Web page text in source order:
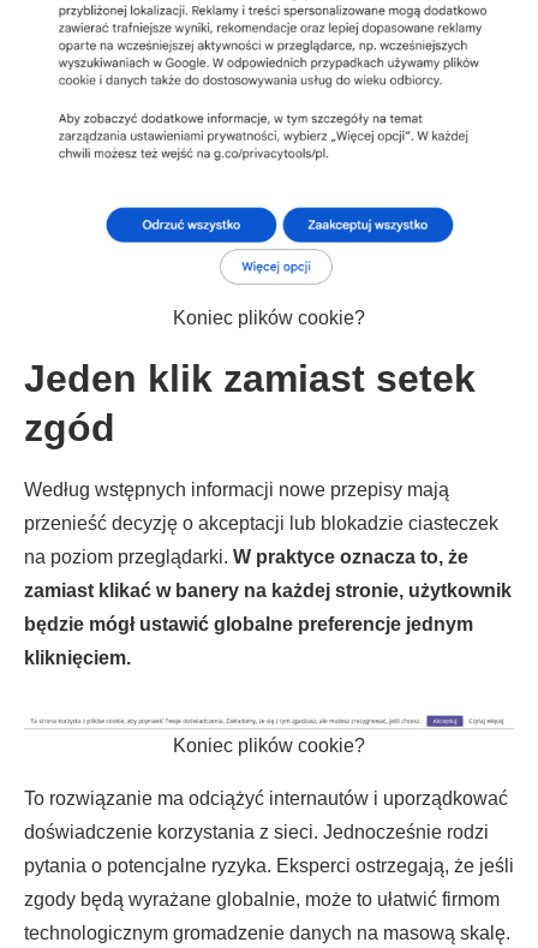
Koniec plików cookie?
Jeden klik zamiast setek
zgód
Według wstępnych informacji nowe przepisy mają
przenieść decyzję o akceptacji lub blokadzie ciasteczek
na poziom przeglądarki. W praktyce oznacza to, że
zamiast klikać w banery na każdej stronie, użytkownik
będzie mógł ustawić globalne preferencje jednym
kliknięciem.
Koniec plików cookie?
To rozwiązanie ma odciążyć internautów i uporządkować
doświadczenie korzystania z sieci. Jednocześnie rodzi
pytania o potencjalne ryzyka. Eksperci ostrzegają, że jeśli
zgody będą wyrażane globalnie, może to ułatwić firmom
technologicznym gromadzenie danych na masową skalę.